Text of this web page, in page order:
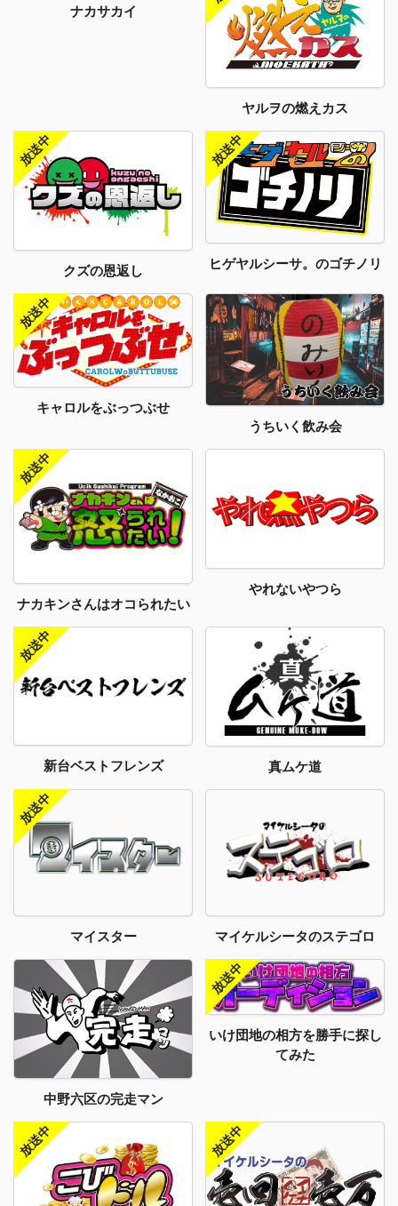
ナカサカイ
ヤルヲの燃えカス
クズの恩返し ヒゲヤルシーサ。のゴチノリ
キャロルをぶっつぶせ
うちいく飲み会
ナカキンさんはオコられたい
やれないやつら
新台ベストフレンズ 真ムケ道
マイスター マイケルシータのステゴロ
中野六区の完走マン
いけ団地の相方を勝手に探し
てみた